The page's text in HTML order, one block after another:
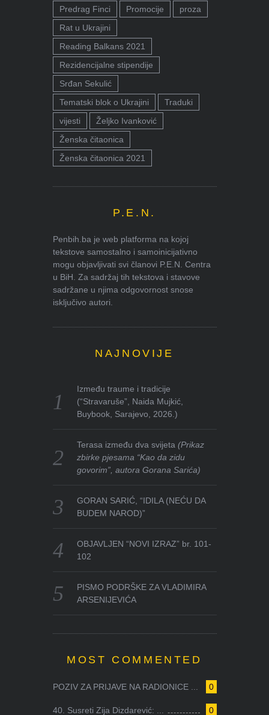
Predrag Finci
Promocije
proza
Rat u Ukrajini
Reading Balkans 2021
Rezidencijalne stipendije
Srđan Sekulić
Tematski blok o Ukrajini
Traduki
vijesti
Željko Ivanković
Ženska čitaonica
Ženska čitaonica 2021
P.E.N.
Penbih.ba je web platforma na kojoj
tekstove samostalno i samoinicijativno
mogu objavljivati svi članovi P.E.N. Centra
u BiH. Za sadržaj tih tekstova i stavove
sadržane u njima odgovornost snose
isključivo autori.
NAJNOVIJE
Između traume i tradicije
(“Stravaruše”, Naida Mujkić,
Buybook, Sarajevo, 2026.)
Terasa između dva svijeta(Prikaz
zbirke pjesama “Kao da zidu
govorim”, autora Gorana Sarića)
GORAN SARIĆ, “IDILA (NEĆU DA
BUDEM NAROD)”
OBJAVLJEN “NOVI IZRAZ” br. 101-
102
PISMO PODRŠKE ZA VLADIMIRA
ARSENIJEVIĆA
MOST COMMENTED
0
POZIV ZA PRIJAVE NA RADIONICE ...
0
40. Susreti Zija Dizdarević: ...